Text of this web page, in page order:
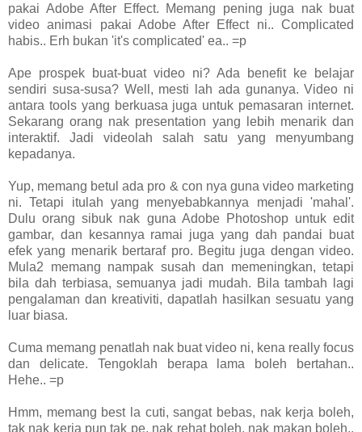
pakai Adobe After Effect. Memang pening juga nak buat
video animasi pakai Adobe After Effect ni.. Complicated
habis.. Erh bukan 'it's complicated' ea.. =p
Ape prospek buat-buat video ni? Ada benefit ke belajar
sendiri susa-susa? Well, mesti lah ada gunanya. Video ni
antara tools yang berkuasa juga untuk pemasaran internet.
Sekarang orang nak presentation yang lebih menarik dan
interaktif. Jadi videolah salah satu yang menyumbang
kepadanya.
Yup, memang betul ada pro & con nya guna video marketing
ni. Tetapi itulah yang menyebabkannya menjadi 'mahal'.
Dulu orang sibuk nak guna Adobe Photoshop untuk edit
gambar, dan kesannya ramai juga yang dah pandai buat
efek yang menarik bertaraf pro. Begitu juga dengan video.
Mula2 memang nampak susah dan memeningkan, tetapi
bila dah terbiasa, semuanya jadi mudah. Bila tambah lagi
pengalaman dan kreativiti, dapatlah hasilkan sesuatu yang
luar biasa.
Cuma memang penatlah nak buat video ni, kena really focus
dan delicate. Tengoklah berapa lama boleh bertahan..
Hehe.. =p
Hmm, memang best la cuti, sangat bebas, nak kerja boleh,
tak nak kerja pun tak pe, nak rehat boleh, nak makan boleh..